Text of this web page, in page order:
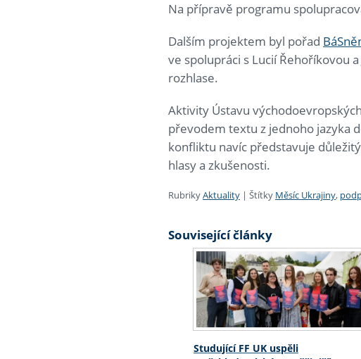
Na přípravě programu
Dalším projektem byl pořad
ve spolupráci s Lucií Řehoříkovou
rozhlase.
Aktivity Ústavu
převodem textu z jednoho jazyka
konfliktu navíc představuje
hlasy a zkušenosti.
RubrikyAktuality | Štítky Měsíc Ukrajiny,
Související články
Studující FF UK uspěli